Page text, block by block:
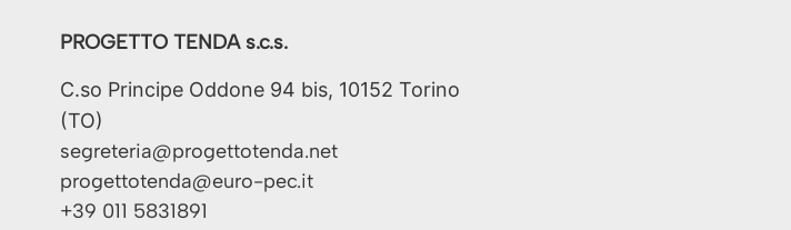
PROGETTO TENDA s.c.s.
C.so Principe Oddone 94 bis, 10152 Torino
(TO)
segreteria@progettotenda.net
progettotenda@euro-pec.it
+39 011 5831891